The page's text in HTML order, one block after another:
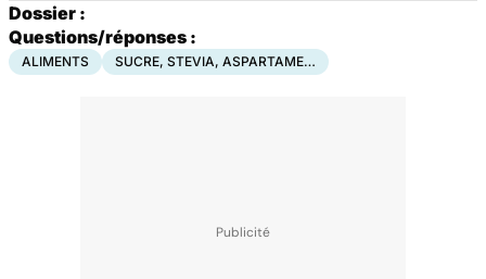
Dossier :
Questions/réponses :
ALIMENTS SUCRE, STEVIA, ASPARTAME…